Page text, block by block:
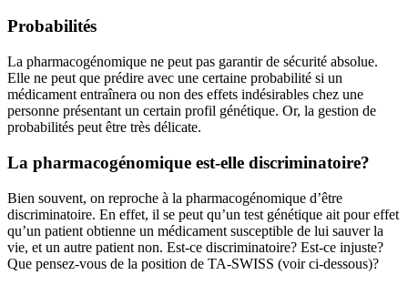
Probabilités
La pharmacogénomique ne peut pas garantir de sécurité absolue.
Elle ne peut que prédire avec une certaine probabilité si un
médicament entraînera ou non des effets indésirables chez une
personne présentant un certain profil génétique. Or, la gestion de
probabilités peut être très délicate.
La pharmacogénomique est-elle discriminatoire?
Bien souvent, on reproche à la pharmacogénomique d’être
discriminatoire. En effet, il se peut qu’un test génétique ait pour effet
qu’un patient obtienne un médicament susceptible de lui sauver la
vie, et un autre patient non. Est-ce discriminatoire? Est-ce injuste?
Que pensez-vous de la position de TA-SWISS (voir ci-dessous)?